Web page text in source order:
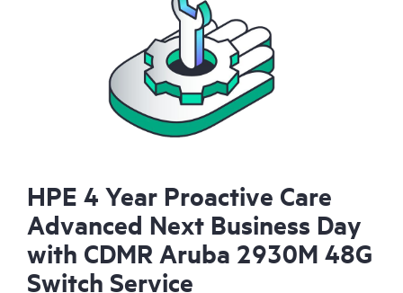
HPE 4 Year Proactive Care
Advanced Next Business Day
with CDMR Aruba 2930M 48G
Switch Service